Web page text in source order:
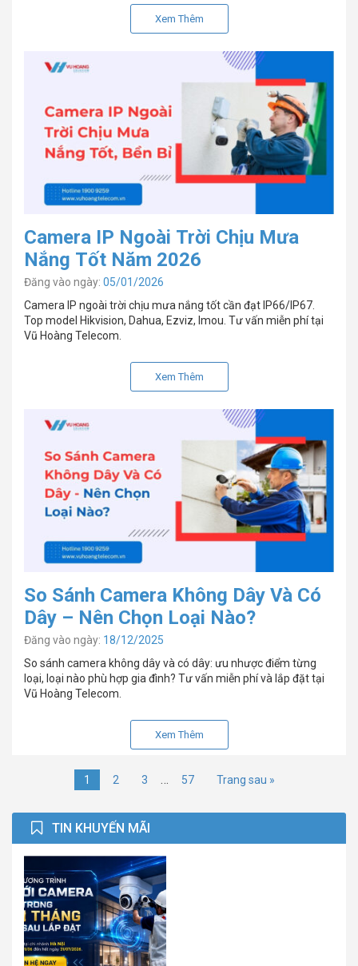
Xem Thêm
Camera IP Ngoài Trời Chịu Mưa
Nắng Tốt Năm 2026
Đăng vào ngày: 05/01/2026
Camera IP ngoài trời chịu mưa nắng tốt cần đạt IP66/IP67.
Top model Hikvision, Dahua, Ezviz, Imou. Tư vấn miễn phí tại
Vũ Hoàng Telecom.
Xem Thêm
So Sánh Camera Không Dây Và Có
Dây – Nên Chọn Loại Nào?
Đăng vào ngày: 18/12/2025
So sánh camera không dây và có dây: ưu nhược điểm từng
loại, loại nào phù hợp gia đình? Tư vấn miễn phí và lắp đặt tại
Vũ Hoàng Telecom.
Xem Thêm
1 2 3 … 57 Trang sau »
TIN KHUYẾN MÃI